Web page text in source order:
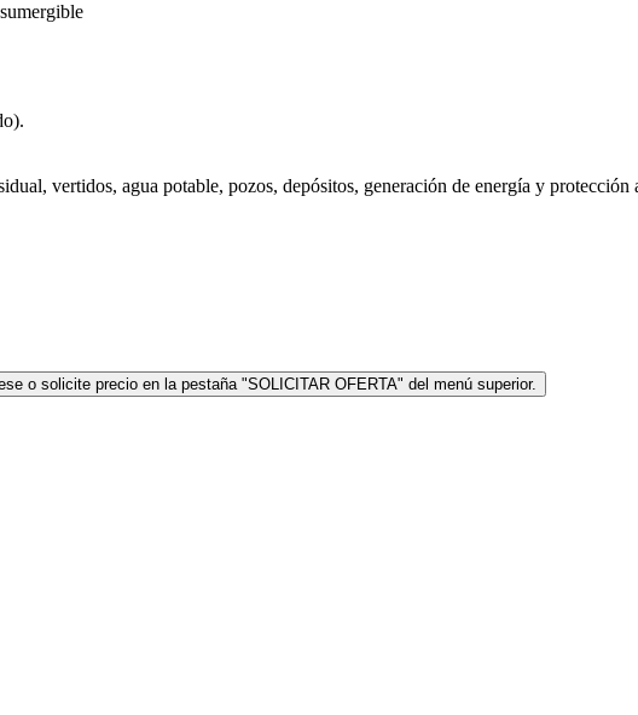
vertidos, agua potable, pozos, depósitos, generación de energía y protección
o solicite precio en la pestaña "SOLICITAR OFERTA" del menú superior.